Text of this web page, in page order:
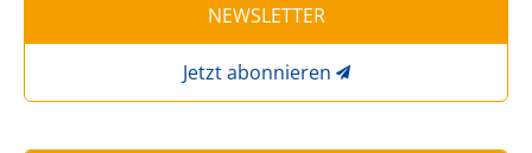
NEWSLETTER
Jetzt abonnieren